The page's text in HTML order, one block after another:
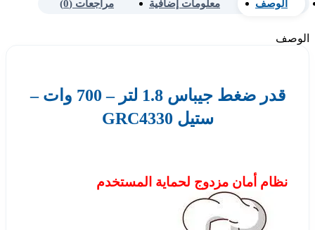
الوصف معلومات إضافية مراجعات (0)
الوصف
قدر ضغط جيباس 1.8 لتر – 700 وات –
ستيل GRC4330
نظام أمان مزدوج لحماية المستخدم